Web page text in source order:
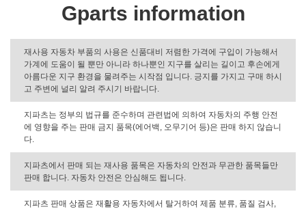
Gparts information
재사용 자동차 부품의 사용은 신품대비 저렴한 가격에 구입이 가능해서
가계에 도움이 될 뿐만 아니라 하나뿐인 지구를 살리는 길이고 후손에게
아름다운 지구 환경을 물려주는 시작점 입니다. 긍지를 가지고 구매 하시
고 주변에 널리 알려 주시기 바랍니다.
지파츠는 정부의 법규를 준수하며 관련법에 의하여 자동차의 주행 안전
에 영향을 주는 판매 금지 품목(에어백, 오무기어 등)은 판매 하지 않습니
다.
지파츠에서 판매 되는 재사용 품목은 자동차의 안전과 무관한 품목들만
판매 합니다. 자동차 안전은 안심해도 됩니다.
지파츠 판매 상품은 재활용 자동차에서 탈거하여 제품 분류, 품질 검사,